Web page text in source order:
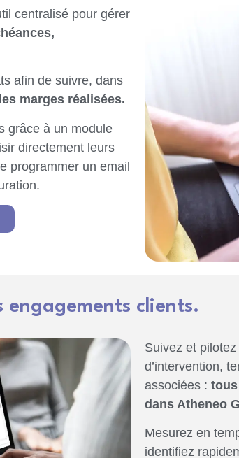
centralisé pour gérer
afin de suivre, dans
marges réalisées.
grâce à un module
directement leurs
programmer un email
engagements clients.
Suivez et
d’intervention,
associées :
dans Atheneo
Mesurez en
identifiez